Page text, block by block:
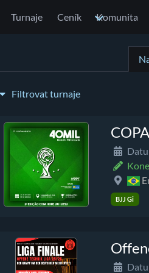
Turnaje Ceník Komunita
Filtrovat turnaje
Typ turnaje:
Vyberte zemi
BJJ Gi